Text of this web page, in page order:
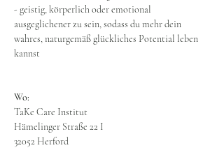
- geistig, körperlich oder emotional
ausgeglichener zu sein, sodass du mehr dein
wahres, naturgemäß glückliches Potential leben
kannst
Wo:
TaKe Care Institut
Hämelinger Straße 22 I
32052 Herford